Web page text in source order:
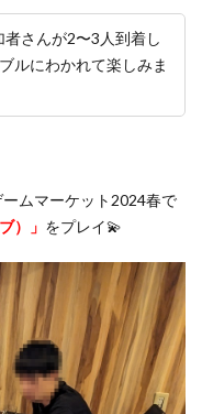
さんが2〜3人到着し
ルにわかれて楽しみま
ムマーケット2024春で
）」 をプレイ💫